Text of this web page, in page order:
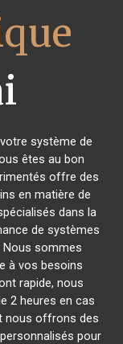
système de
êtes au bon
offre des
en matière de
dans la
de systèmes
Nous sommes
à vos besoins
rapide, nous
2 heures en cas
nous offrons des
personnalisés pour